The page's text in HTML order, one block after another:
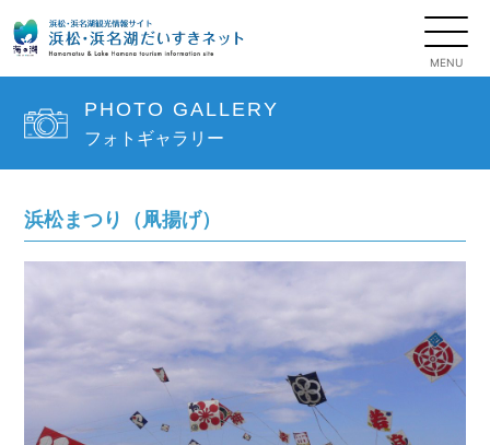
PHOTO GALLERY
フォトギャラリー
浜松まつり（凧揚げ）